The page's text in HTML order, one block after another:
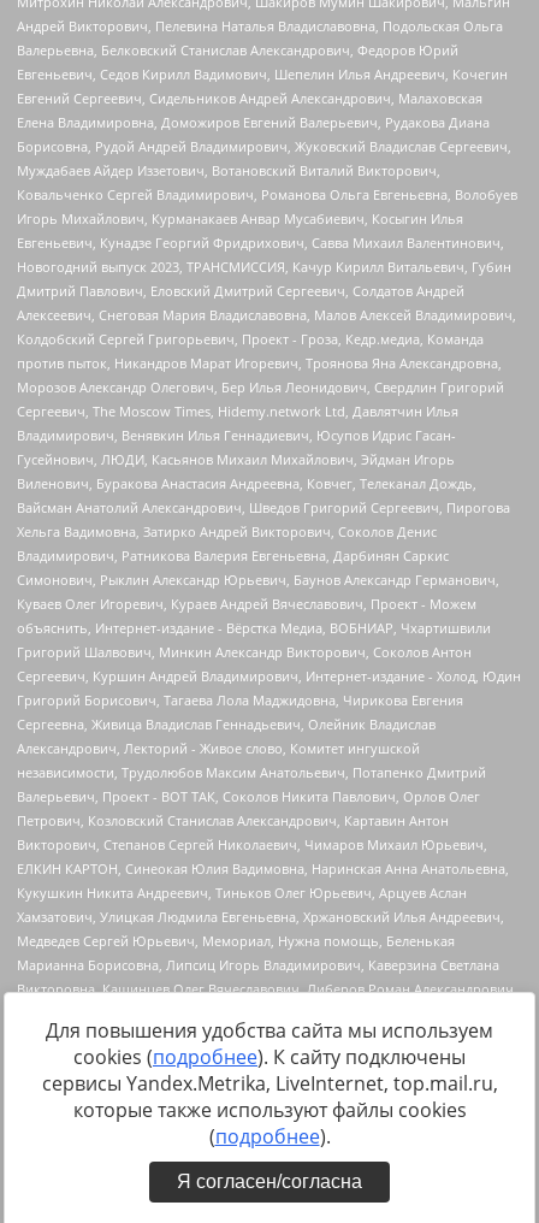
Источник:https://minjust.gov.ru/uploaded/files/reestr-
inostrannyih-agentov-22-03-2024.pdfданные на22.03.2024
Для повышения удобства сайта мы используем
cookies (подробнее). К сайту подключены
сервисы Yandex.Metrika, LiveInternet, top.mail.ru,
которые также используют файлы cookies
(подробнее).
Я согласен/согласна